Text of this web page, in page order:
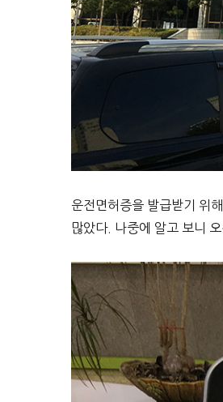
운전면허증을 발급받기 위
많았다. 나중에 알고 보니